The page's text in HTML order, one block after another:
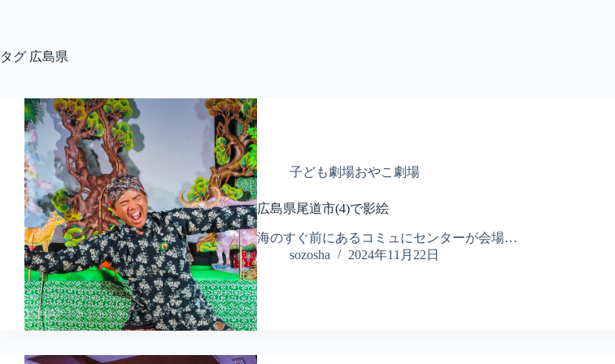
ン
タグ 広島県
子ども劇場おやこ劇場
広島県尾道市(4)で影絵
海のすぐ前にあるコミュにセンターが会場…
sozosha
2024年11月22日